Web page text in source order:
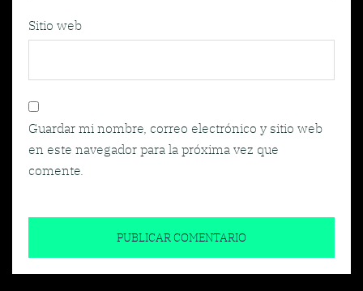
Sitio web
Guardar mi nombre, correo electrónico y sitio web
en este navegador para la próxima vez que
comente.